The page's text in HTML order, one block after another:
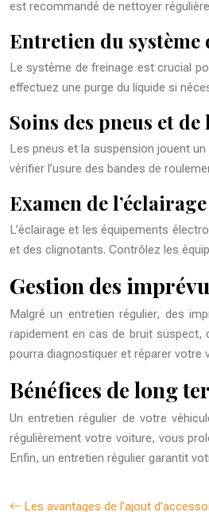
est recommandé de nettoyer
Entretien du système
Le système de freinage est crucial
effectuez une purge du liquide si
Soins des pneus et
Les pneus et la suspension jouent
vérifier l’usure des bandes de
Examen de
L’éclairage et les équipements
et des clignotants. Contrôlez les
Gestion des
Malgré un entretien régulier, des
rapidement en cas de bruit suspect,
pourra diagnostiquer et réparer votre
Bénéfices de long
Un entretien régulier de votre
régulièrement votre voiture, vous
Enfin, un entretien régulier garantit
Les avantages de l’ajout